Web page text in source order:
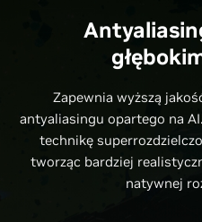
Zapewnia wyższą
antyaliasingu opartego na
technikę
tworząc bardziej
natywnej